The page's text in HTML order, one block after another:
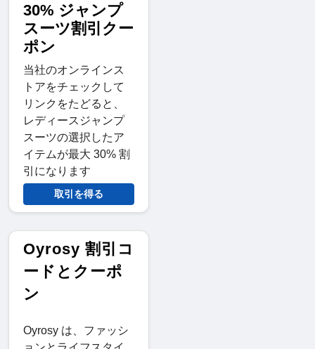
30% ジャンプ
スーツ割引クー
ポン
当社のオンラインス
トアをチェックして
リンクをたどると、
レディースジャンプ
スーツの選択したア
イテムが最大 30% 割
引になります
取引を得る
Oyrosy 割引コ
ードとクーポ
ン
Oyrosy は、ファッシ